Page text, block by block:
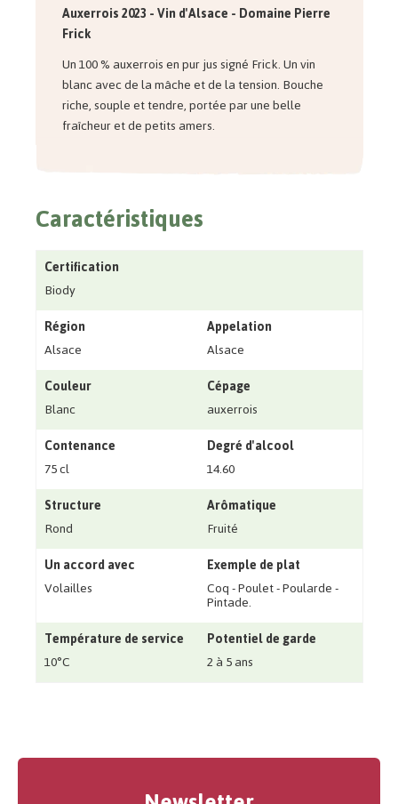
Auxerrois 2023- Vin d'Alsace - Domaine Pierre
Frick
Un 100 % auxerrois en pur jus signé Frick. Un vin
blanc avec de la mâche et de la tension. Bouche
riche, souple et tendre, portée par une belle
fraîcheur et de petits amers.
Caractéristiques
Certification
Biody
Région
Alsace
Appelation
Alsace
Couleur
Blanc
Cépage
auxerrois
Contenance
75 cl
Degré d'alcool
14.60
Structure
Rond
Arômatique
Fruité
Un accord avec
Volailles
Exemple de plat
Coq - Poulet - Poularde -
Pintade.
Température de service
10°C
Potentiel de garde
2 à 5 ans